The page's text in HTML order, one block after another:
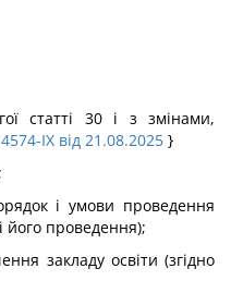
статті 30 і з змінами,
IX від 21.08.2025 }
і умови проведення
його проведення);
закладу освіти (згідно